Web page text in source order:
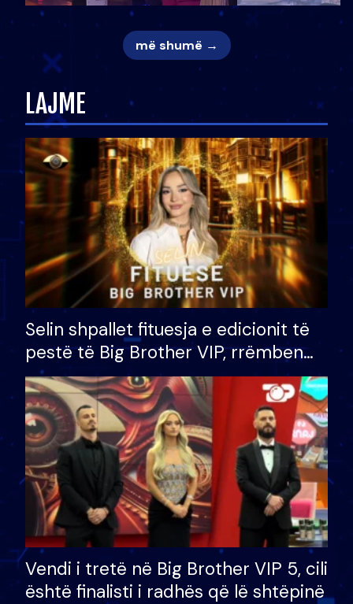
më shumë →
LAJME
Selin shpallet fituesja e edicionit të
pestë të Big Brother VIP, rrëmben
çmimin e madh prej 100 mijë eurosh
Vendi i tretë në Big Brother VIP 5, cili
është finalisti i radhës që lë shtëpinë